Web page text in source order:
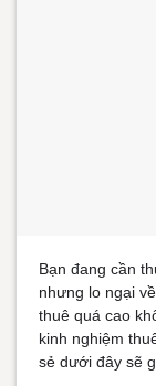
Bạn đang cần
nhưng lo ngại
thuê quá cao
kinh nghiệm
sẻ dưới đây sẽ